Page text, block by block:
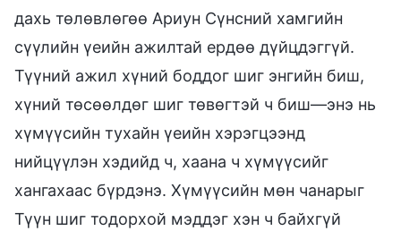
дахь төлөвлөгөө Ариун Сүнсний хамгийн
сүүлийн үеийн ажилтай ердөө дүйцдэггүй.
Түүний ажил хүний боддог шиг энгийн биш,
хүний төсөөлдөг шиг төвөгтэй ч биш—энэ нь
хүмүүсийн тухайн үеийн хэрэгцээнд
нийцүүлэн хэдийд ч, хаана ч хүмүүсийг
хангахаас бүрдэнэ. Хүмүүсийн мөн чанарыг
Түүн шиг тодорхой мэддэг хэн ч байхгүй